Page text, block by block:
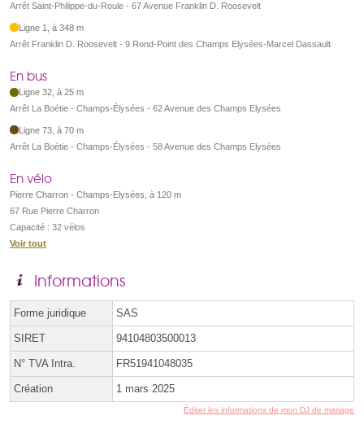
Arrêt Saint-Philippe-du-Roule - 67 Avenue Franklin D. Roosevelt
Ligne 1, à 348 m
Arrêt Franklin D. Roosevelt - 9 Rond-Point des Champs Elysées-Marcel Dassault
En bus
Ligne 32, à 25 m
Arrêt La Boétie - Champs-Élysées - 62 Avenue des Champs Elysées
Ligne 73, à 70 m
Arrêt La Boétie - Champs-Élysées - 58 Avenue des Champs Elysées
En vélo
Pierre Charron - Champs-Elysées, à 120 m
67 Rue Pierre Charron
Capacité : 32 vélos
Voir tout
Informations
Forme juridique SAS
SIRET 94104803500013
N° TVA Intra. FR51941048035
Création 1 mars 2025
Éditer les informations de mon DJ de mariage